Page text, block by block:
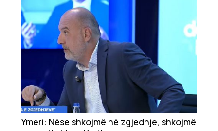
Ymeri: Nëse shkojmë në zgjedhje, shkojmë